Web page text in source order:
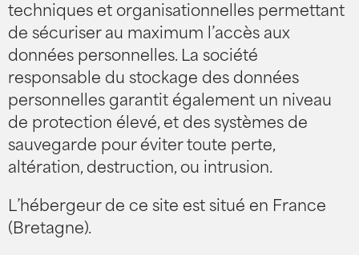
techniques et organisationnelles permettant
de sécuriser au maximum l’accès aux
données personnelles. La société
responsable du stockage des données
personnelles garantit également un niveau
de protection élevé, et des systèmes de
sauvegarde pour éviter toute perte,
altération, destruction, ou intrusion.
L’hébergeur de ce site est situé en France
(Bretagne).